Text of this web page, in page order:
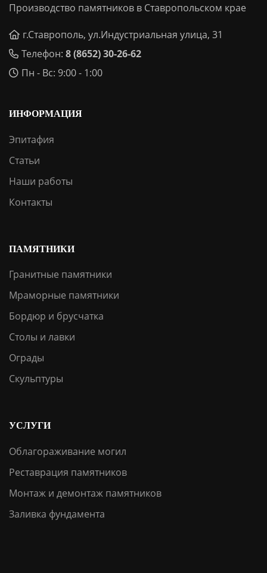
Производство памятников в Ставропольском крае
г.Ставрополь, ул.Индустриальная улица, 31
Телефон: 8 (8652) 30-26-62
Пн - Вс: 9:00 - 1:00
ИНФОРМАЦИЯ
Эпитафия
Статьи
Наши работы
Контакты
ПАМЯТНИКИ
Гранитные памятники
Мраморные памятники
Бордюр и брусчатка
Столы и лавки
Ограды
Скульптуры
УСЛУГИ
Облагораживание могил
Реставрация памятников
Монтаж и демонтаж памятников
Заливка фундамента